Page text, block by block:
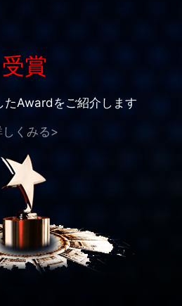
受賞
たAwardをご紹介します
しくみる>